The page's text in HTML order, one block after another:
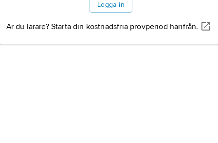
Logga in
Är du lärare? Starta din kostnadsfria provperiod härifrån.